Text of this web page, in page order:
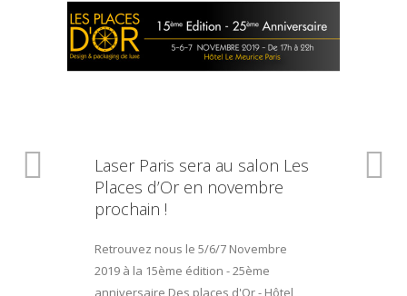
Laser Paris sera au salon Les
Places d’Or en novembre
prochain !
Retrouvez nous le 5/6/7 Novembre
2019 à la 15ème édition - 25ème
anniversaire Des places d'Or - Hôtel